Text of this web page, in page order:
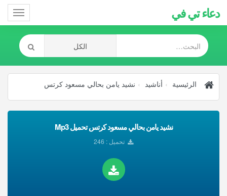
دعاء تي في
الرئيسية أناشيد نشيد يامن بحالي مسعود كرتس
نشيد يامن بحالي مسعود كرتس تحميل Mp3
تحميل : 246